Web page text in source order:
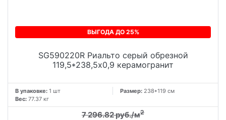
ВЫГОДА ДО 25%
SG590220R Риальто серый обрезной
119,5*238,5x0,9 керамогранит
В упаковке: 1 шт Размер: 238*119 см
Вес: 77.37 кг
7 296.82 руб./м2